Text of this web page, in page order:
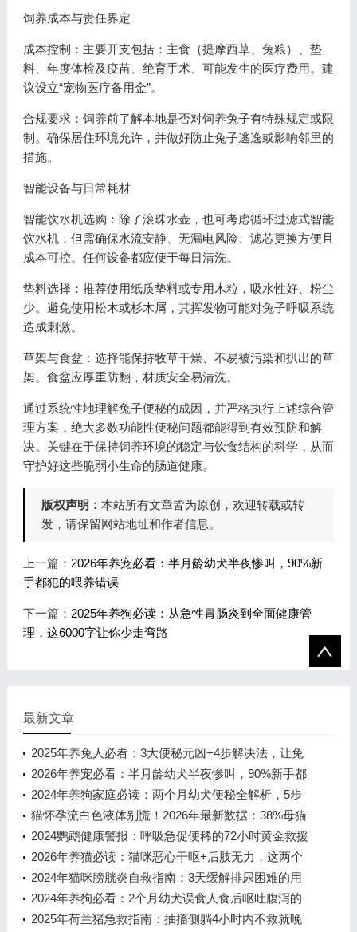
饲养成本与责任界定
成本控制：主要开支包括：主食（提摩西草、兔粮）、垫
料、年度体检及疫苗、绝育手术、可能发生的医疗费用。建
议设立“宠物医疗备用金”。
合规要求：饲养前了解本地是否对饲养兔子有特殊规定或限
制。确保居住环境允许，并做好防止兔子逃逸或影响邻里的
措施。
智能设备与日常耗材
智能饮水机选购：除了滚珠水壶，也可考虑循环过滤式智能
饮水机，但需确保水流安静、无漏电风险、滤芯更换方便且
成本可控。任何设备都应便于每日清洗。
垫料选择：推荐使用纸质垫料或专用木粒，吸水性好、粉尘
少。避免使用松木或杉木屑，其挥发物可能对兔子呼吸系统
造成刺激。
草架与食盆：选择能保持牧草干燥、不易被污染和扒出的草
架。食盆应厚重防翻，材质安全易清洗。
通过系统性地理解兔子便秘的成因，并严格执行上述综合管
理方案，绝大多数功能性便秘问题都能得到有效预防和解
决。关键在于保持饲养环境的稳定与饮食结构的科学，从而
守护好这些脆弱小生命的肠道健康。
版权声明： 本站所有文章皆为原创，欢迎转载或转
发，请保留网站地址和作者信息。
上一篇： 2026年养宠必看：半月龄幼犬半夜惨叫，90%新
手都犯的喂养错误
下一篇： 2025年养狗必读：从急性胃肠炎到全面健康管
理，这6000字让你少走弯路
最新文章
2025年养兔人必看：3大便秘元凶+4步解决法，让兔
宝告别“便便困难户”
2026年养宠必看：半月龄幼犬半夜惨叫，90%新手都
犯的喂养错误
2024年养狗家庭必读：两个月幼犬便秘全解析，5步
紧急处理法救急防病
猫怀孕流白色液体别慌！2026年最新数据：38%母猫
曾遭遇，这5步处理最关键
2024鹦鹉健康警报：呼吸急促便稀的72小时黄金救援
方案
2026年养猫必读：猫咪恶心干呕+后肢无力，这两个
致命组合千万别忽视！
2024年猫咪膀胱炎自救指南：3天缓解排尿困难的用
药方案
2024年养狗必看：2个月幼犬误食人食后呕吐腹泻的
紧急处理指南
2025年荷兰猪急救指南：抽搐侧躺4小时内不救就晚